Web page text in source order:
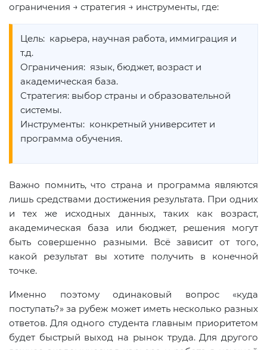
ограничения → стратегия → инструменты, где:
Цель: карьера, научная работа, иммиграция и
т.д.
Ограничения: язык, бюджет, возраст и
академическая база.
Стратегия: выбор страны и образовательной
системы.
Инструменты: конкретный университет и
программа обучения.
Важно помнить, что страна и программа являются
лишь средствами достижения результата. При одних
и тех же исходных данных, таких как возраст,
академическая база или бюджет, решения могут
быть совершенно разными. Всё зависит от того,
какой результат вы хотите получить в конечной
точке.
Именно поэтому одинаковый вопрос «куда
поступать?» за рубеж может иметь несколько разных
ответов. Для одного студента главным приоритетом
будет быстрый выход на рынок труда. Для другого